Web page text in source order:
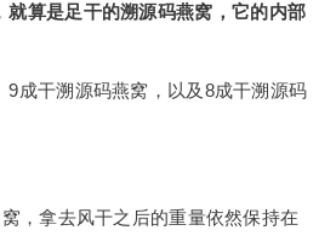
就算是足干的溯源码燕窝，它的内部
9成干溯源码燕窝，以及8成干溯源码
，拿去风干之后的重量依然保持在